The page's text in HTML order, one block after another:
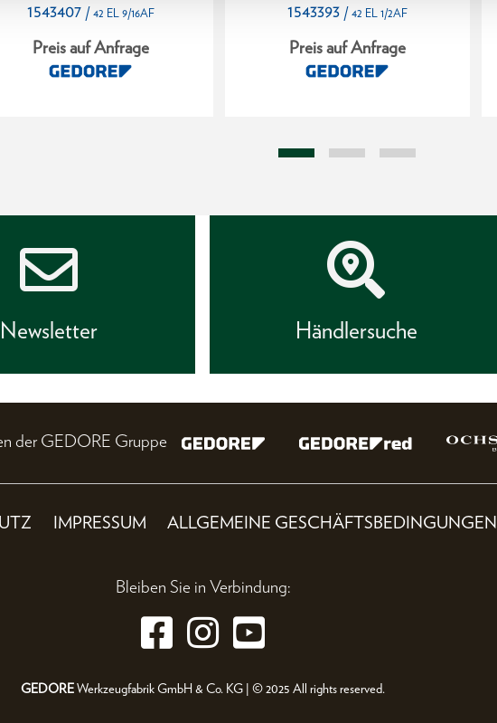
1543407 / 42 EL 9/16AF
Preis auf Anfrage
1543393 / 42 EL 1/2AF
Preis auf Anfrage
Newsletter Händlersuche
der GEDORE Gruppe
IMPRESSUM ALLGEMEINE GESCHÄFTSBEDINGUNGEN
Bleiben Sie in Verbindung:
GEDOREWerkzeugfabrik GmbH & Co. KG | © 2025 All rights reserved.